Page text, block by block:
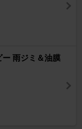
ー 雨ジミ＆油膜